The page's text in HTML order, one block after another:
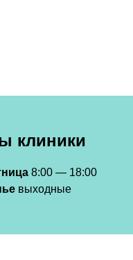
клиники
8:00 — 18:00
выходные